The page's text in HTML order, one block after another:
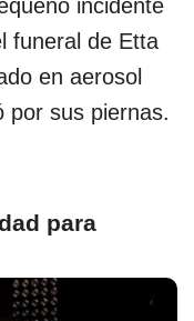
incidente
funeral de Etta
en aerosol
por sus piernas.
para